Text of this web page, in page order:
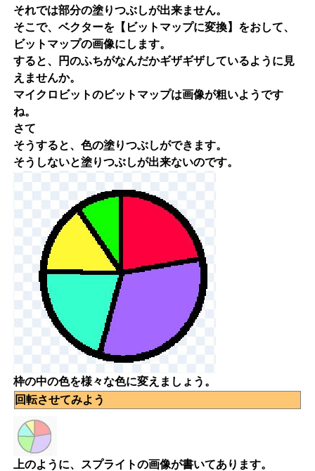
それでは部分の塗りつぶしが出来ません。
そこで、ベクターを【ビットマップに変換】をおして、
ビットマップの画像にします。
すると、円のふちがなんだかギザギザしているように見
えませんか。
マイクロビットのビットマップは画像が粗いようです
ね。
さて
そうすると、色の塗りつぶしができます。
そうしないと塗りつぶしが出来ないのです。
枠の中の色を様々な色に変えましょう。
回転させてみよう
上のように、スプライトの画像が書いてあります。